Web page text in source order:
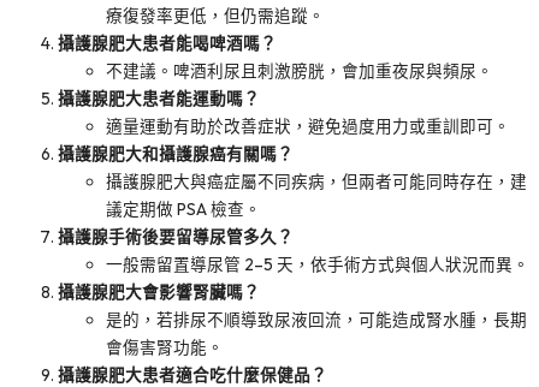
療復發率更低，但仍需追蹤。
攝護腺肥大患者能喝啤酒嗎？
不建議。啤酒利尿且刺激膀胱，會加重夜尿與頻尿。
攝護腺肥大患者能運動嗎？
適量運動有助於改善症狀，避免過度用力或重訓即可。
攝護腺肥大和攝護腺癌有關嗎？
攝護腺肥大與癌症屬不同疾病，但兩者可能同時存在，建
議定期做 PSA 檢查。
攝護腺手術後要留導尿管多久？
一般需留置導尿管 2–5 天，依手術方式與個人狀況而異。
攝護腺肥大會影響腎臟嗎？
是的，若排尿不順導致尿液回流，可能造成腎水腫，長期
會傷害腎功能。
攝護腺肥大患者適合吃什麼保健品？